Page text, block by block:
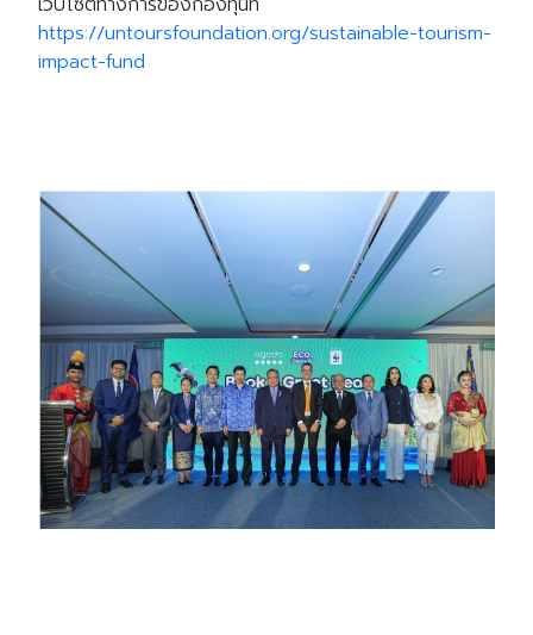
https://untoursfoundation.org/sustainable-tourism-
impact-fund